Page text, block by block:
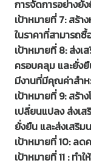
การจัดการอย่างยั่
เป้าหมายที่ 7: สร้
ในราคาที่สามารถ
เป้าหมายที่ 8: ส่งเ
ครอบคลุม และยั่ง
มีงานที่มีคุณค่าสำ
เป้าหมายที่ 9: สร้
เปลี่ยนแปลง ส่งเ
ยั่งยืน และส่งเสริม
เป้าหมายที่ 10: ลด
เป้าหมายที่ 11 : ท